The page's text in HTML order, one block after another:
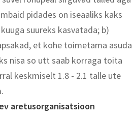
pidades on iseaaliks kaks
suureks kasvatada; b)
et kohe toimetama asuda
nisa so utt saab korraga toita
keskmiselt 1.8 - 2.1 talle ute
aretusorganisatsioon